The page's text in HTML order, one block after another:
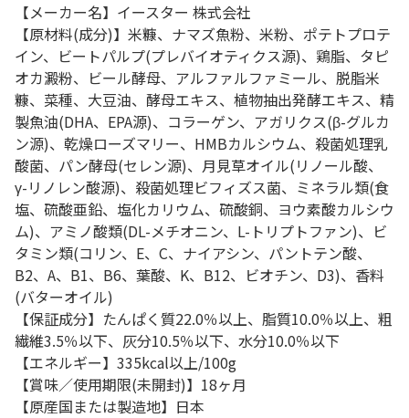
【メーカー名】イースター 株式会社
【原材料(成分)】米糠、ナマズ魚粉、米粉、ポテトプロテ
イン、ビートパルプ(プレバイオティクス源)、鶏脂、タピ
オカ澱粉、ビール酵母、アルファルファミール、脱脂米
糠、菜種、大豆油、酵母エキス、植物抽出発酵エキス、精
製魚油(DHA、EPA源)、コラーゲン、アガリクス(β-グルカ
ン源)、乾燥ローズマリー、HMBカルシウム、殺菌処理乳
酸菌、パン酵母(セレン源)、月見草オイル(リノール酸、
γ-リノレン酸源)、殺菌処理ビフィズス菌、ミネラル類(食
塩、硫酸亜鉛、塩化カリウム、硫酸銅、ヨウ素酸カルシウ
ム)、アミノ酸類(DL-メチオニン、L-トリプトファン)、ビ
タミン類(コリン、E、C、ナイアシン、パントテン酸、
B2、A、B1、B6、葉酸、K、B12、ビオチン、D3)、香料
(バターオイル)
【保証成分】たんぱく質22.0％以上、脂質10.0％以上、粗
繊維3.5％以下、灰分10.5％以下、水分10.0％以下
【エネルギー】335kcal以上/100g
【賞味／使用期限(未開封)】18ヶ月
【原産国または製造地】日本